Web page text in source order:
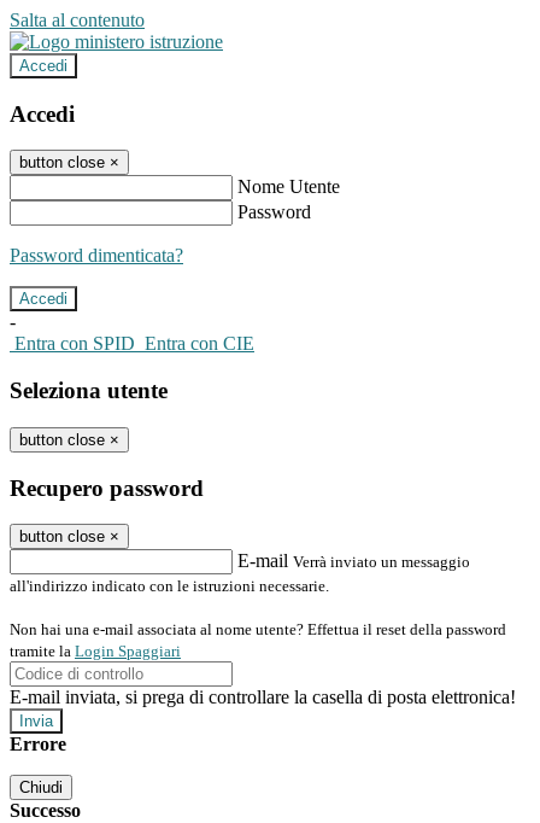
Salta al contenuto
Accedi
Accedi
button close ×
Nome Utente
Password
Password dimenticata?
-
Entra con SPID Entra con CIE
Seleziona utente
button close ×
Recupero password
button close ×
E-mail Verrà inviato un messaggio
all'indirizzo indicato con le istruzioni necessarie.
Non hai una e-mail associata al nome utente? Effettua il reset della password
tramite la Login Spaggiari
E-mail inviata, si prega di controllare la casella di posta elettronica!
Errore
Chiudi
Successo